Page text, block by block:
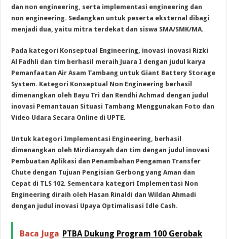
dan non engineering, serta implementasi engineering dan
non engineering. Sedangkan untuk peserta eksternal dibagi
menjadi dua, yaitu mitra terdekat dan siswa SMA/SMK/MA.
Pada kategori Konseptual Engineering, inovasi inovasi Rizki
Al Fadhli dan tim berhasil meraih Juara I dengan judul karya
Pemanfaatan Air Asam Tambang untuk Giant Battery Storage
System. Kategori Konseptual Non Engineering berhasil
dimenangkan oleh Bayu Tri dan Rendhi Achmad dengan judul
inovasi Pemantauan Situasi Tambang Menggunakan Foto dan
Video Udara Secara Online di UPTE.
Untuk kategori Implementasi Engineering, berhasil
dimenangkan oleh Mirdiansyah dan tim dengan judul inovasi
Pembuatan Aplikasi dan Penambahan Pengaman Transfer
Chute dengan Tujuan Pengisian Gerbong yang Aman dan
Cepat di TLS 102. Sementara kategori Implementasi Non
Engineering diraih oleh Hasan Rinaldi dan Wildan Ahmadi
dengan judul inovasi Upaya Optimalisasi Idle Cash.
Baca Juga PTBA Dukung Program 100 Gerobak